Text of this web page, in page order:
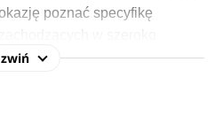
poznać specyfikę
spedycji i logistyki z